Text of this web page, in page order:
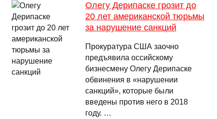
Олегу Дерипаске грозит до
20 лет американской тюрьмы
за нарушение санкций
Прокуратура США заочно
предъявила оссийскому
бизнесмену Олегу Дерипаске
обвинения в «нарушении
санкций», которые были
введены против него в 2018
году. …